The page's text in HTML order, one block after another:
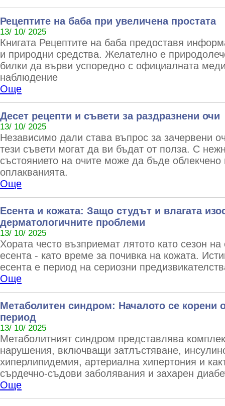
Рецептите на баба при увеличена простата
13/ 10/ 2025
Книгата Рецептите на баба предоставя
и природни средства. Желателно е
билки да върви успоредно с официалната
наблюдение
Още
Десет рецепти и съвети за раздразнени очи
13/ 10/ 2025
Независимо дали става въпрос за зачервени
тези съвети могат да ви бъдат от полза. С
състоянието на очите може да бъде облекчено
оплакванията.
Още
Есента и кожата: Защо студът и влагата
дерматологичните проблеми
13/ 10/ 2025
Хората често възприемат лятото като сезон
есента - като време за почивка на кожата.
есента е период на сериозни
Още
Метаболитен синдром: Началото се
период
13/ 10/ 2025
Метаболитният синдром представлява
нарушения, включващи затлъстяване,
хиперлипидемия, артериална хипертония и
сърдечно-съдови заболявания и захарен
Още